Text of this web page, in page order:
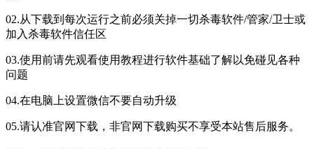
02.从下载到每次运行之前必须关掉一切杀毒软件/管家/卫士或
加入杀毒软件信任区
03.使用前请先观看使用教程进行软件基础了解以免碰见各种
问题
04.在电脑上设置微信不要自动升级
05.请认准官网下载，非官网下载购买不享受本站售后服务。